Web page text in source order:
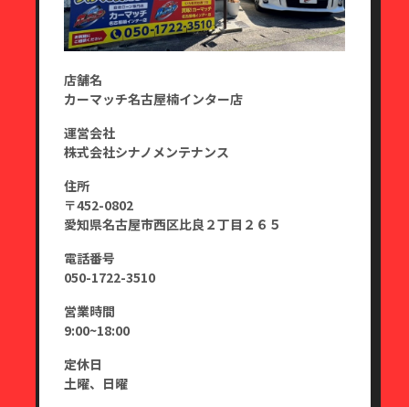
店舗名
カーマッチ名古屋楠インター店
運営会社
株式会社シナノメンテナンス
住所
〒452-0802
愛知県名古屋市西区比良２丁目２６５
電話番号
050-1722-3510
営業時間
9:00~18:00
定休日
土曜、日曜